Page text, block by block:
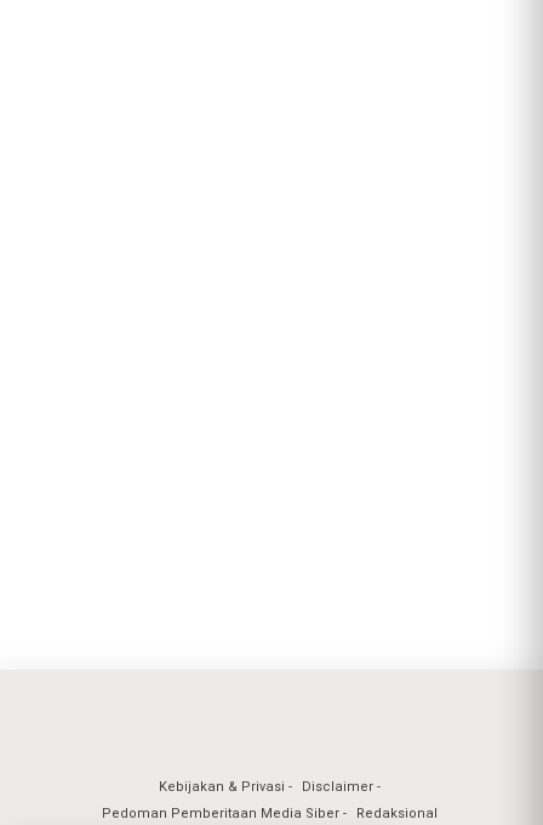
Kebijakan & Privasi
Disclaimer
Pedoman Pemberitaan Media Siber
Redaksional